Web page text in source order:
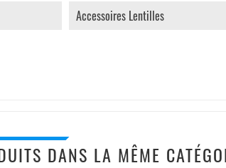
Accessoires Lentilles
DANS LA MÊME